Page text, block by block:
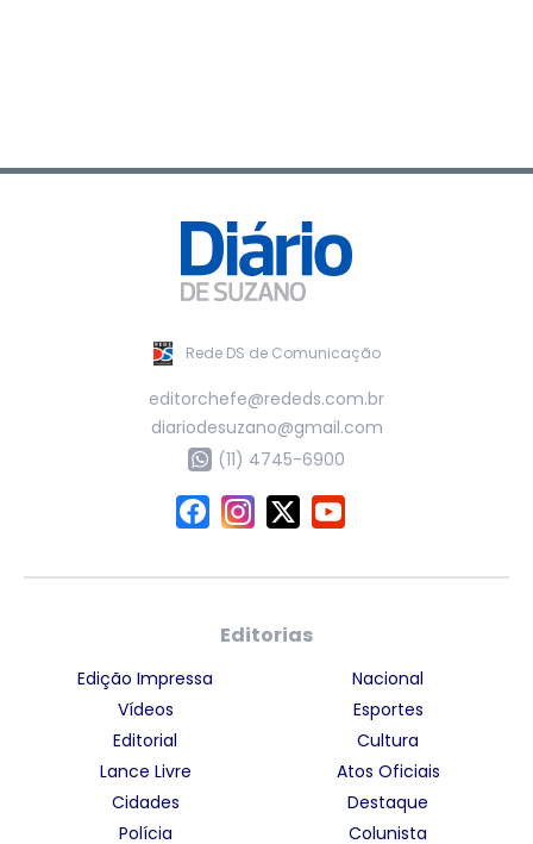
Rede DS de Comunicação
editorchefe@rededs.com.br
diariodesuzano@gmail.com
(11) 4745-6900
Editorias
Edição Impressa
Vídeos
Editorial
Lance Livre
Cidades
Polícia
Nacional
Esportes
Cultura
Atos Oficiais
Destaque
Colunista